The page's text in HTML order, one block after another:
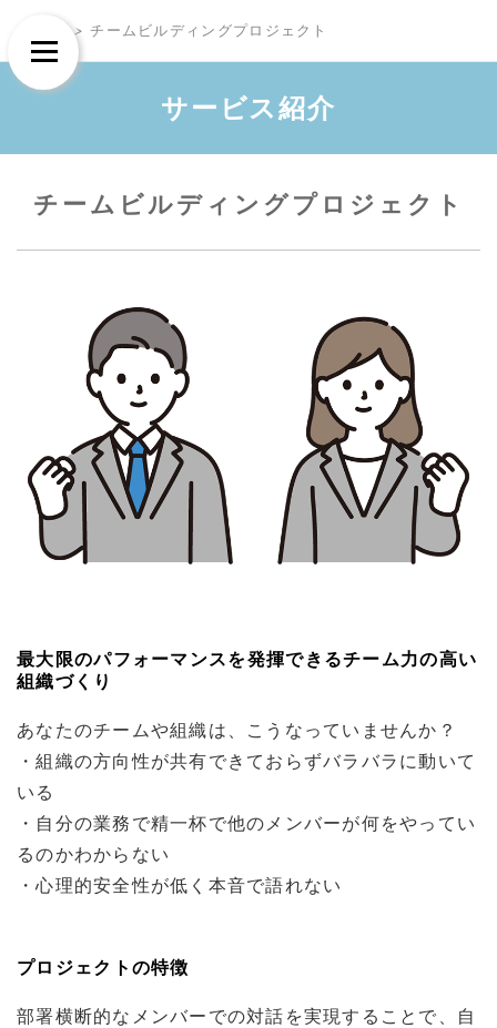
content
content
Menu
>チームビルディングプロジェクト
サービス紹介
チームビルディングプロジェクト
最大限のパフォーマンスを発揮できるチーム力の高い
組織づくり
あなたのチームや組織は、こうなっていませんか？
・組織の方向性が共有できておらずバラバラに動いて
いる
・自分の業務で精一杯で他のメンバーが何をやってい
るのかわからない
・心理的安全性が低く本音で語れない
プロジェクトの特徴
部署横断的なメンバーでの対話を実現することで、自